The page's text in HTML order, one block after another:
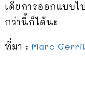
เดียการออกแบบ
กว่านี้ก็ได้นะ
ที่มา : Marc